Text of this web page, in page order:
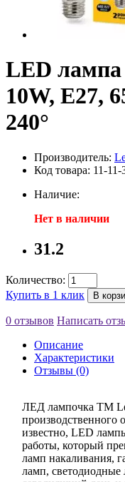
LED
10W, Е27,
240°
Производитель:
Код товара: 11-11-
Наличие:
Нет в наличии
31.2
Количество:
Купить в 1 клик
В
0 отзывов Написать
Описание
Характеристики
Отзывы (0)
ЛЕД лампочка ТМ
известно, LED
работы, который
ламп накаливания,
ламп,